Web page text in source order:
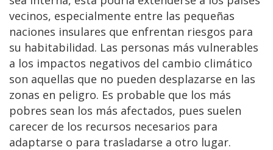
vecinos, especialmente entre las pequeñas
naciones insulares que enfrentan riesgos para
su habitabilidad. Las personas más vulnerables
a los impactos negativos del cambio climático
son aquellas que no pueden desplazarse en las
zonas en peligro. Es probable que los más
pobres sean los más afectados, pues suelen
carecer de los recursos necesarios para
adaptarse o para trasladarse a otro lugar.